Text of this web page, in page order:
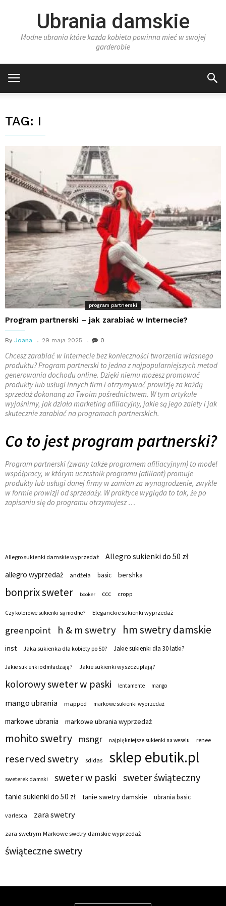
Ubrania damskie
Modne ubrania które każda kobieta powinna mieć w swojej
garderobie
TAG: I
program partnerski
Program partnerski – jak zarabiać w Internecie?
By Joana 29 maja 2025 0
Chcesz zarabiać w Internecie bez konieczności tworzenia własnego
produktu? Program partnerski to jedna z najpopularniejszych metod
generowania dochodu online. Dzięki niemu możesz promować
produkty lub usługi innych firm i otrzymywać prowizję za każdą
sprzedaż dokonaną za Twoim pośrednictwem. W tym artykule
wyjaśnimy, jak działa marketing afiliacyjny, jakie są jego zalety i jak
skutecznie zarabiać na programach partnerskich.
Co to jest program partnerski?
Program partnerski (zwany także programem afiliacyjnym) to model
współpracy, w którym uczestnik programu (afiliant) promuje
produkty lub usługi danej firmy w zamian za wynagrodzenie, zwykle
w formie prowizji od sprzedaży. W praktyce wygląda to tak, że po
zapisaniu się do programu otrzymujesz …
Allegro sukienki damskie wyprzedaż
Allegro sukienki do 50 zł
allegro wyprzedaż
andżela basic bershka
bonprix sweter booker ccc cropp
Czy kolorowe sukienki są modne? Eleganckie sukienki wyprzedaż
greenpoint h & m swetry hm swetry damskie
inst Jaka sukienka dla kobiety po 50? Jakie sukienki dla 30 latki?
Jakie sukienki odmładzają? Jakie sukienki wyszczuplają?
kolorowy sweter w paski lentamente mango
mango ubrania mapped markowe sukienki wyprzedaż
markowe ubrania markowe ubrania wyprzedaż
mohito swetry msngr najpiękniejsze sukienki na weselu renee
reserved swetry sdidas sklep ebutik.pl
sweterek damski sweter w paski sweter świąteczny
tanie sukienki do 50 zł tanie swetry damskie ubrania basic
varlesca zara swetry
zara swetrym Markowe swetry damskie wyprzedaż
świąteczne swetry